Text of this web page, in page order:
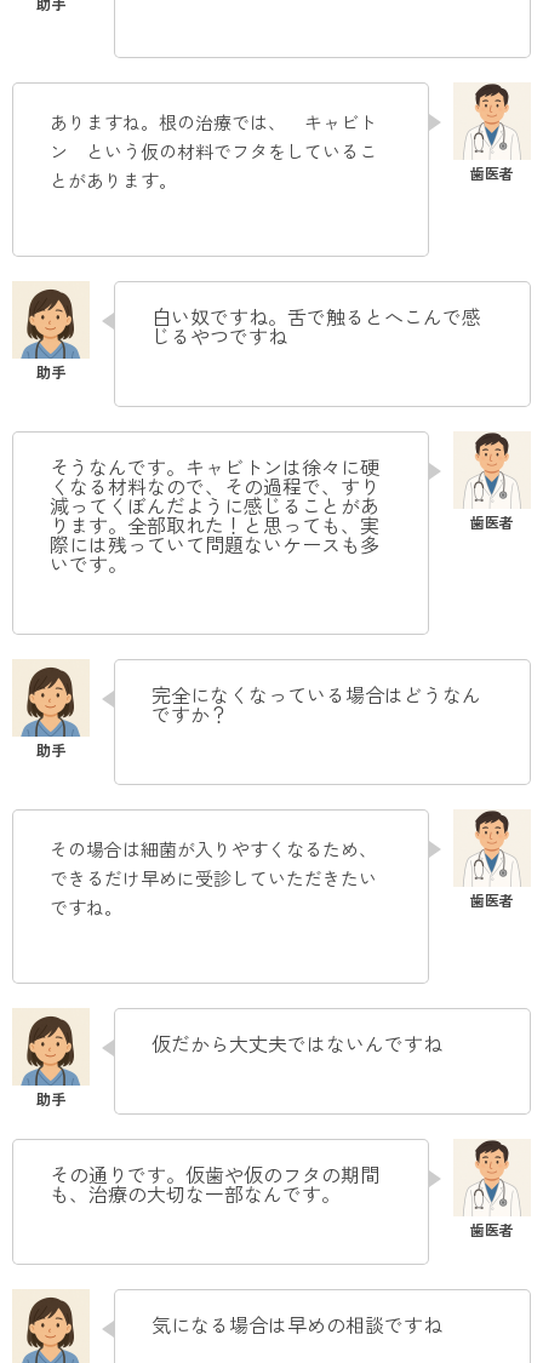
ありますね。根の治療では、 キャビト
ン という仮の材料でフタをしているこ
とがあります。
白い奴ですね。舌で触るとへこんで感
じるやつですね
そうなんです。キャビトンは徐々に硬
くなる材料なので、その過程で、すり
減ってくぼんだように感じることがあ
ります。全部取れた！と思っても、実
際には残っていて問題ないケースも多
いです。
完全になくなっている場合はどうなん
ですか？
その場合は細菌が入りやすくなるため、
できるだけ早めに受診していただきたい
ですね。
仮だから大丈夫ではないんですね
その通りです。仮歯や仮のフタの期間
も、治療の大切な一部なんです。
気になる場合は早めの相談ですね